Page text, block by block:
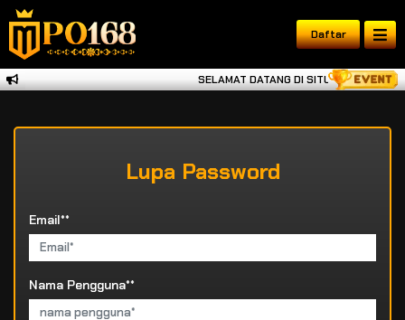
Daftar
SELAMAT DATANG DI SITUS TERKUAT,
Lupa Password
Email**
Nama Pengguna**